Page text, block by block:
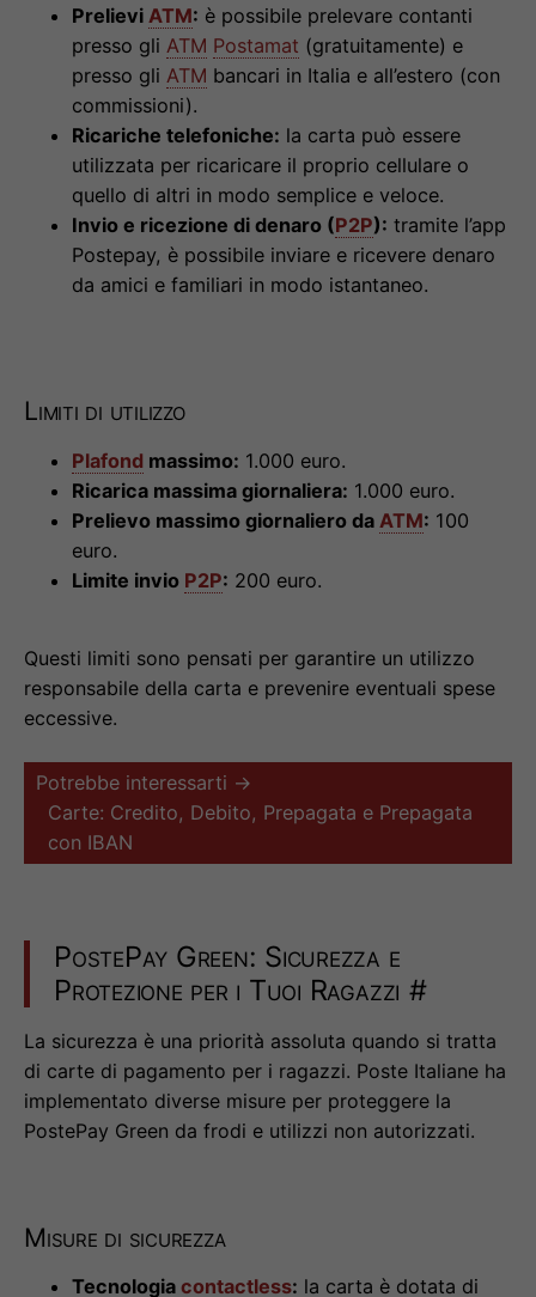
Prelievi ATM: è possibile prelevare contanti
presso gli ATM Postamat (gratuitamente) e
presso gli ATM bancari in Italia e all’estero (con
commissioni).
Ricariche telefoniche: la carta può essere
utilizzata per ricaricare il proprio cellulare o
quello di altri in modo semplice e veloce.
Invio e ricezione di denaro (P2P): tramite l’app
Postepay, è possibile inviare e ricevere denaro
da amici e familiari in modo istantaneo.
Limiti di utilizzo
Plafond massimo: 1.000 euro.
Ricarica massima giornaliera: 1.000 euro.
Prelievo massimo giornaliero da ATM: 100
euro.
Limite invio P2P: 200 euro.
Questi limiti sono pensati per garantire un utilizzo
responsabile della carta e prevenire eventuali spese
eccessive.
Potrebbe interessarti →
Carte: Credito, Debito, Prepagata e Prepagata
con IBAN
PostePay Green: Sicurezza e
Protezione per i Tuoi Ragazzi #
La sicurezza è una priorità assoluta quando si tratta
di carte di pagamento per i ragazzi. Poste Italiane ha
implementato diverse misure per proteggere la
PostePay Green da frodi e utilizzi non autorizzati.
Misure di sicurezza
Tecnologia contactless: la carta è dotata di